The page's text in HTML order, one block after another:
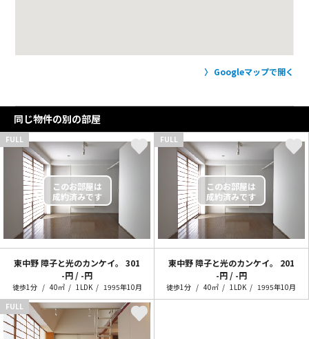
Googleマップで開く
同じ物件の別の部屋
FULL
東中野 障子と光のカンケイ。
301
-円 / -円
徒歩1分 40㎡ 1LDK 1995年10月
FULL
東中野 障子と光のカンケイ。
201
-円 / -円
徒歩1分 40㎡ 1LDK
1995年10月
FULL